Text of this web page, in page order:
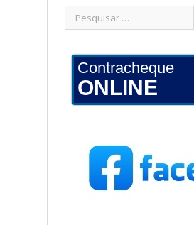
Contracheque
ONLINE